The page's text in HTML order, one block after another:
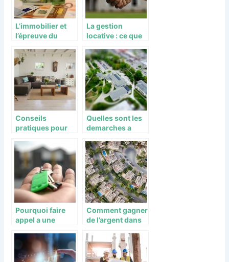
L’immobilier et
l’épreuve du
La gestion
locative : ce que
savoir
Conseils
pratiques pour
aménagement
d’intérieur
Quelles sont les
demarches a
lancement d’un
projet
immobilier ?
Pourquoi faire
appel a une
immobiliere ?
Comment gagner
de l’argent dans
investissement
direct ?